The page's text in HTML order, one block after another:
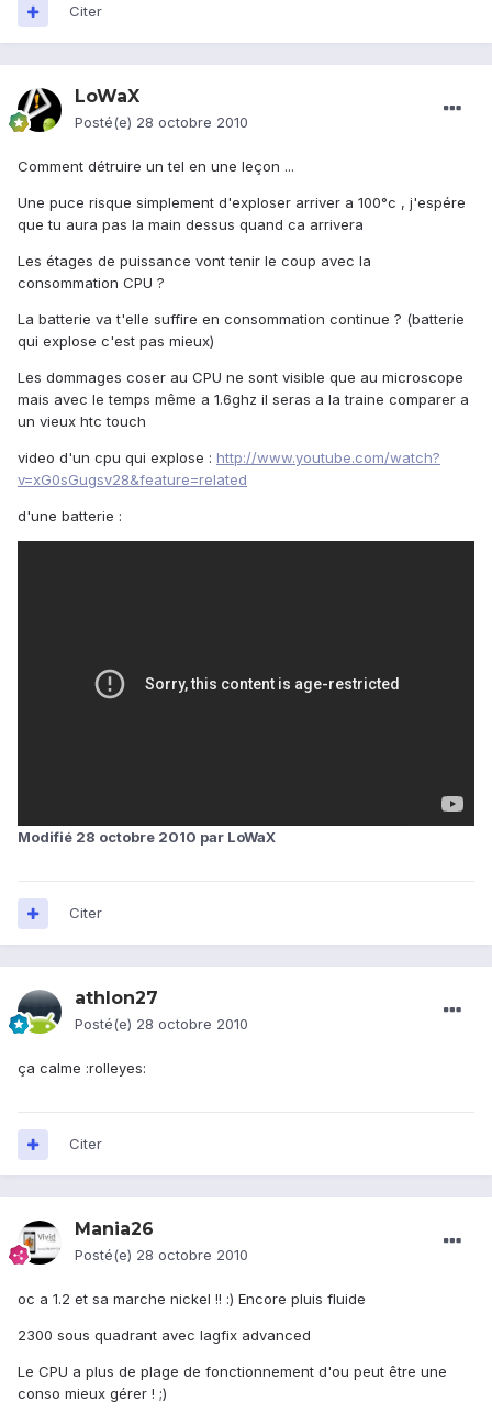
Citer
LoWaX
Posté(e) 28 octobre 2010
Comment détruire un tel en une leçon ...
Une puce risque simplement d'exploser arriver a 100°c , j'espére
que tu aura pas la main dessus quand ca arrivera
Les étages de puissance vont tenir le coup avec la
consommation CPU ?
La batterie va t'elle suffire en consommation continue ? (batterie
qui explose c'est pas mieux)
Les dommages coser au CPU ne sont visible que au microscope
mais avec le temps même a 1.6ghz il seras a la traine comparer a
un vieux htc touch
video d'un cpu qui explose : http://www.youtube.com/watch?
v=xG0sGugsv28&feature=related
d'une batterie :
Modifié 28 octobre 2010 par LoWaX
Citer
athlon27
Posté(e) 28 octobre 2010
ça calme :rolleyes:
Citer
Mania26
Posté(e) 28 octobre 2010
oc a 1.2 et sa marche nickel !! :) Encore pluis fluide
2300 sous quadrant avec lagfix advanced
Le CPU a plus de plage de fonctionnement d'ou peut être une
conso mieux gérer ! ;)